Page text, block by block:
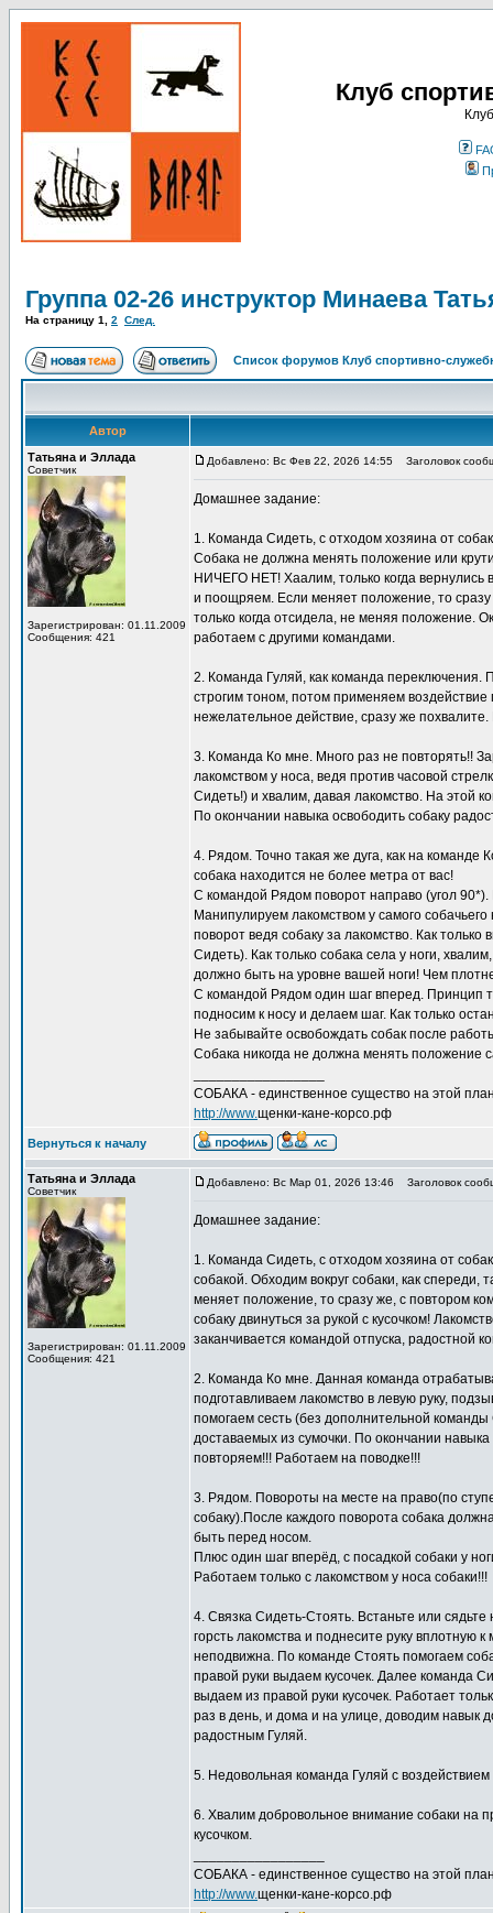
Клуб
Группа 02-26 инструктор Минаева
На страницу 1 2 След.
Список форумов Клуб спортивно-
Автор
Татьяна и Эллада
Советчик
Зарегистрирован: 01.11.2009
Сообщения: 421
Добавлено: Вс Фев 22, 2026 14:55 Заголовок
Домашнее задание:
1. Команда Сидеть, с отходом хозяина от
Собака не должна менять положение или
НИЧЕГО НЕТ! Хаалим, только когда вернулись
и поощряем. Если меняет положение, то
только когда отсидела, не меняя положение.
работаем с другими командами.
2. Команда Гуляй, как команда
строгим тоном, потом применяем воздействие
нежелательное действие, сразу же
3. Команда Ко мне. Много раз не повторять!!
лакомством у носа, ведя против часовой
Сидеть!) и хвалим, давая лакомство. На этой
По окончании навыка освободить собаку
4. Рядом. Точно такая же дуга, как на команде
собака находится не более метра от вас!
С командой Рядом поворот направо (угол 90*).
Манипулируем лакомством у самого
поворот ведя собаку за лакомство. Как
Сидеть). Как только собака села у ноги,
должно быть на уровне вашей ноги! Чем
С командой Рядом один шаг вперед. Принцип
подносим к носу и делаем шаг. Как только
Не забывайте освобождать собак после
Собака никогда не должна менять положение
СОБАКА - единственное существо на этой
http://www.щенки-кане-корсо.рф
Вернуться к началу
Татьяна и Эллада
Советчик
Зарегистрирован: 01.11.2009
Сообщения: 421
Добавлено: Вс Мар 01, 2026 13:46 Заголовок
Домашнее задание:
1. Команда Сидеть, с отходом хозяина от
собакой. Обходим вокруг собаки, как спереди,
меняет положение, то сразу же, с повтором
собаку двинуться за рукой с кусочком!
заканчивается командой отпуска, радостной
2. Команда Ко мне. Данная команда
подготавливаем лакомство в левую руку,
помогаем сесть (без дополнительной
доставаемых из сумочки. По окончании
повторяем!!! Работаем на поводке!!!
3. Рядом. Повороты на месте на право(по
собаку).После каждого поворота собака
быть перед носом.
Плюс один шаг вперёд, с посадкой собаки у
Работаем только с лакомством у носа собаки!!!
4. Связка Сидеть-Стоять. Встаньте или
горсть лакомства и поднесите руку вплотную
неподвижна. По команде Стоять помогаем
правой руки выдаем кусочек. Далее команда
выдаем из правой руки кусочек. Работает
раз в день, и дома и на улице, доводим навык
радостным Гуляй.
5. Недовольная команда Гуляй с воздействием
6. Хвалим добровольное внимание собаки на
кусочком.
СОБАКА - единственное существо на этой
http://www.щенки-кане-корсо.рф